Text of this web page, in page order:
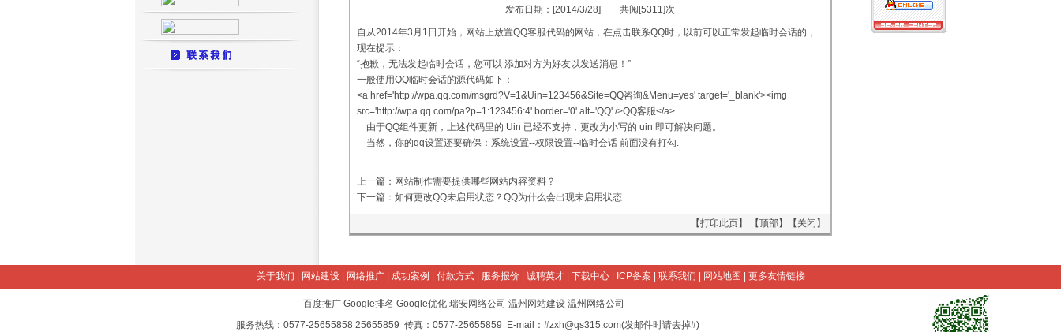
发布日期：[2014/3/28] 共阅[5311]次
自从2014年3月1日开始，网站上放置QQ客服代码的网站，在点击联系QQ时，以前可以正常发起临时会话的，
现在提示：
“抱歉，无法发起临时会话，您可以 添加对方为好友以发送消息！”
一般使用QQ临时会话的源代码如下：
<a href='http://wpa.qq.com/msgrd?V=1&Uin=123456&Site=QQ咨询&Menu=yes' target='_blank'><img
src='http://wpa.qq.com/pa?p=1:123456:4' border='0' alt='QQ' />QQ客服</a>
由于QQ组件更新，上述代码里的 Uin 已经不支持，更改为小写的 uin 即可解决问题。
当然，你的qq设置还要确保：系统设置--权限设置--临时会话 前面没有打勾.
上一篇： 网站制作需要提供哪些网站内容资料？
下一篇： 如何更改QQ未启用状态？QQ为什么会出现未启用状态
【打印此页】 【顶部】【 关闭 】
关于我们 网站建设| 网络推广| 成功案例 付款方式 服务报价 诚聘英才 下载中心 ICP备案 联系我们 网站地图 更多友情链接
百度推广 Google排名 Google优化 瑞安网络公司 温州网站建设 温州网络公司
服务热线：0577-25655858 25655859 传真：0577-25655859 E-mail：#zxh@qs315.com(发邮件时请去掉#)